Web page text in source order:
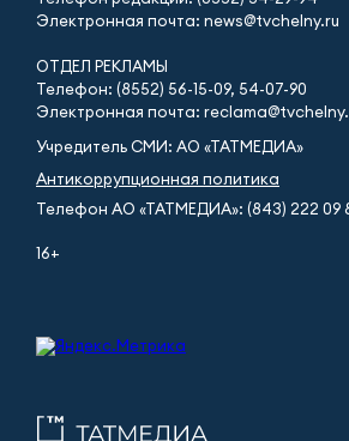
Электронная почта: news@tvchelny.ru
ОТДЕЛ РЕКЛАМЫ
Телефон: (8552) 56-15-09, 54-07-90
Электронная почта:
Учредитель СМИ: АО «ТАТМЕДИА»
Антикоррупционная политика
Телефон АО «ТАТМЕДИА»: (843) 222 09
16+